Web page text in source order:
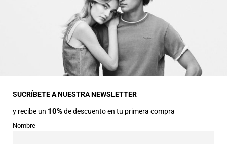
INFORMACIÓN GENERAL
22330 Ainsa (Huesca)
Teléfonos
974 50 00 43
SUCRÍBETE A NUESTRA NEWSLETTER
y recibe un 10%de descuento en tu primera compra
Nombre